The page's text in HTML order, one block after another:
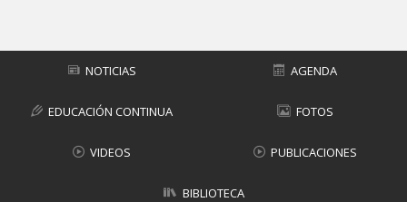
NOTICIAS AGENDA
EDUCACIÓN CONTINUA FOTOS
VIDEOS PUBLICACIONES
BIBLIOTECA